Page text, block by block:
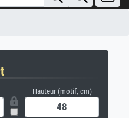
Hauteur (motif, cm)